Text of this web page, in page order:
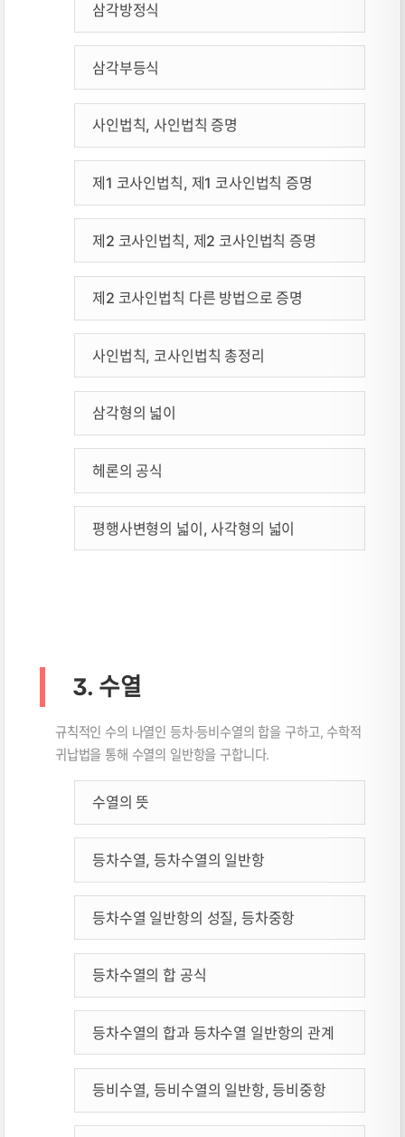
삼각방정식
삼각부등식
사인법칙, 사인법칙 증명
제1 코사인법칙, 제1 코사인법칙 증명
제2 코사인법칙, 제2 코사인법칙 증명
제2 코사인법칙 다른 방법으로 증명
사인법칙, 코사인법칙 총정리
삼각형의 넓이
헤론의 공식
평행사변형의 넓이, 사각형의 넓이
3. 수열
규칙적인 수의 나열인 등차·등비수열의 합을 구하고, 수학적
귀납법을 통해 수열의 일반항을 구합니다.
수열의 뜻
등차수열, 등차수열의 일반항
등차수열 일반항의 성질, 등차중항
등차수열의 합 공식
등차수열의 합과 등차수열 일반항의 관계
등비수열, 등비수열의 일반항, 등비중항